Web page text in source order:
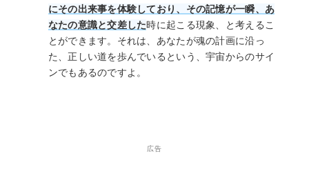
にその出来事を体験しており、その記憶が一瞬、あ
なたの意識と交差した時に起こる現象、と考えるこ
とができます。それは、あなたが魂の計画に沿っ
た、正しい道を歩んでいるという、宇宙からのサイ
ンでもあるのですよ。
広告